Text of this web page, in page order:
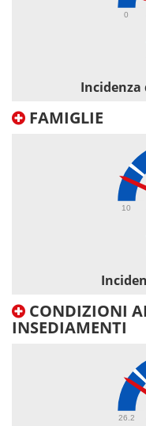
0
FAMIGLIE
10
CONDIZIONI
INSEDIAMENTI
26.2